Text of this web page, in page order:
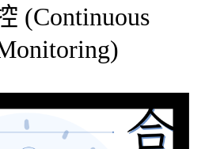
(Continuous